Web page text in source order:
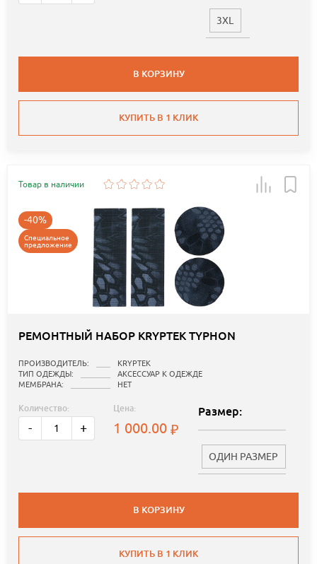
3XL
В КОРЗИНУ
КУПИТЬ В 1 КЛИК
Товар в наличии
-40%
Специальное
предложение
РЕМОНТНЫЙ НАБОР KRYPTEK TYPHON
ПРОИЗВОДИТЕЛЬ:
KRYPTEK
ТИП ОДЕЖДЫ:
АКСЕССУАР К ОДЕЖДЕ
МЕМБРАНА:
НЕТ
Количество:
- +
Цена:
1 000.00
Размер:
ОДИН РАЗМЕР
В КОРЗИНУ
КУПИТЬ В 1 КЛИК